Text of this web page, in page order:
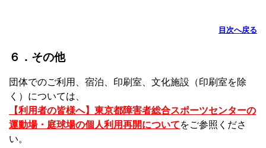
目次へ戻る
６．その他
団体でのご利用、宿泊、印刷室、文化施設（印刷室を除
く）については、
【利用者の皆様へ】東京都障害者総合スポーツセンターの
運動場・庭球場の個人利用再開についてをご参照くださ
い。